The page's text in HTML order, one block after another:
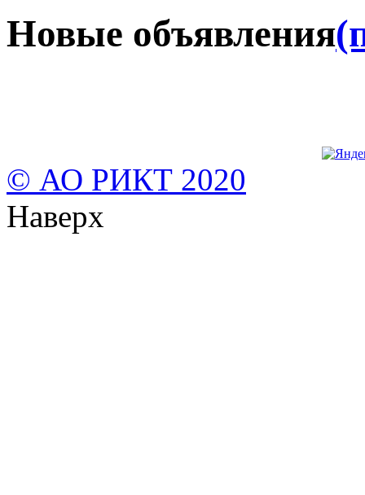
Новые объявления
© АО РИКТ 2020
Наверх